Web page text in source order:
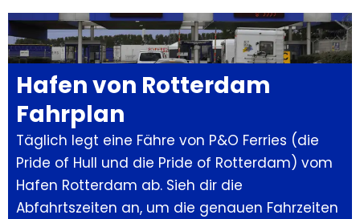
Hafen von Rotterdam
Fahrplan
Täglich legt eine Fähre von P&O Ferries (die
Pride of Hull und die Pride of Rotterdam) vom
Hafen Rotterdam ab. Sieh dir die
Abfahrtszeiten an, um die genauen Fahrzeiten